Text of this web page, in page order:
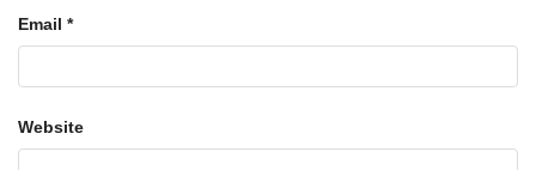
Email *
Website